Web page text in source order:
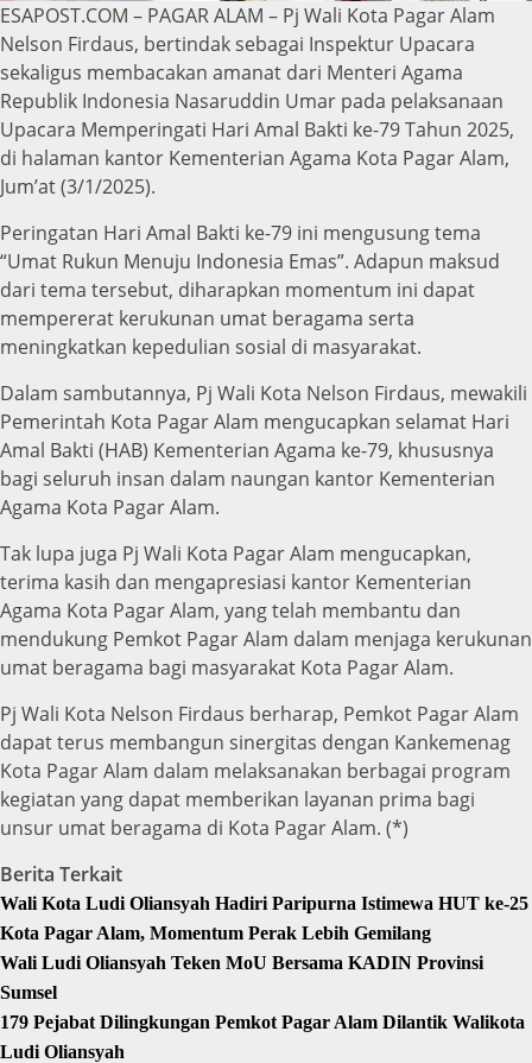
ESAPOST.COM – PAGAR ALAM – Pj Wali Kota Pagar Alam
Nelson Firdaus, bertindak sebagai Inspektur Upacara
sekaligus membacakan amanat dari Menteri Agama
Republik Indonesia Nasaruddin Umar pada pelaksanaan
Upacara Memperingati Hari Amal Bakti ke-79 Tahun 2025,
di halaman kantor Kementerian Agama Kota Pagar Alam,
Jum’at (3/1/2025).
Peringatan Hari Amal Bakti ke-79 ini mengusung tema
“Umat Rukun Menuju Indonesia Emas”. Adapun maksud
dari tema tersebut, diharapkan momentum ini dapat
mempererat kerukunan umat beragama serta
meningkatkan kepedulian sosial di masyarakat.
Dalam sambutannya, Pj Wali Kota Nelson Firdaus, mewakili
Pemerintah Kota Pagar Alam mengucapkan selamat Hari
Amal Bakti (HAB) Kementerian Agama ke-79, khususnya
bagi seluruh insan dalam naungan kantor Kementerian
Agama Kota Pagar Alam.
Tak lupa juga Pj Wali Kota Pagar Alam mengucapkan,
terima kasih dan mengapresiasi kantor Kementerian
Agama Kota Pagar Alam, yang telah membantu dan
mendukung Pemkot Pagar Alam dalam menjaga kerukunan
umat beragama bagi masyarakat Kota Pagar Alam.
Pj Wali Kota Nelson Firdaus berharap, Pemkot Pagar Alam
dapat terus membangun sinergitas dengan Kankemenag
Kota Pagar Alam dalam melaksanakan berbagai program
kegiatan yang dapat memberikan layanan prima bagi
unsur umat beragama di Kota Pagar Alam. (*)
Berita Terkait
Wali Kota Ludi Oliansyah Hadiri Paripurna Istimewa HUT ke-25
Kota Pagar Alam, Momentum Perak Lebih Gemilang
Wali Ludi Oliansyah Teken MoU Bersama KADIN Provinsi
Sumsel
179 Pejabat Dilingkungan Pemkot Pagar Alam Dilantik Walikota
Ludi Oliansyah